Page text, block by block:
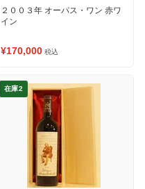
２００３年 オーパス・ワン 赤ワ
イン
¥170,000 税込
在庫2